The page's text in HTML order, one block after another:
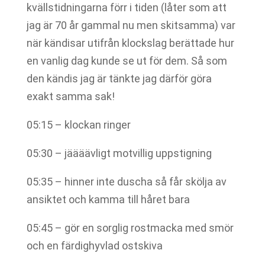
kvällstidningarna förr i tiden (låter som att
jag är 70 år gammal nu men skitsamma) var
när kändisar utifrån klockslag berättade hur
en vanlig dag kunde se ut för dem. Så som
den kändis jag är tänkte jag därför göra
exakt samma sak!
05:15 – klockan ringer
05:30 – jäääävligt motvillig uppstigning
05:35 – hinner inte duscha så får skölja av
ansiktet och kamma till håret bara
05:45 – gör en sorglig rostmacka med smör
och en färdighyvlad ostskiva